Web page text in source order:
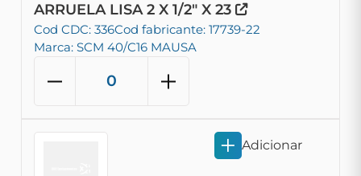
ARRUELA LISA 2 X 1/2" X 23
Cod CDC: 336Cod fabricante: 17739-22
Marca: SCM 40/C16 MAUSA
Adicionar